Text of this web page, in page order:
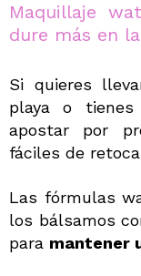
Maquillaje
dure más en
Si quieres
playa o
apostar por
fáciles de
Las fórmulas
los bálsamos
para mantener